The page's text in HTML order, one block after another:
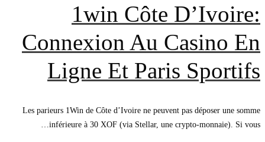
1win Côte D’Ivoire:
Connexion Au Casino En
Ligne Et Paris Sportifs
Les parieurs 1Win de Côte d’Ivoire ne peuvent pas déposer une somme
inférieure à 30 XOF (via Stellar, une crypto-monnaie). Si vous…